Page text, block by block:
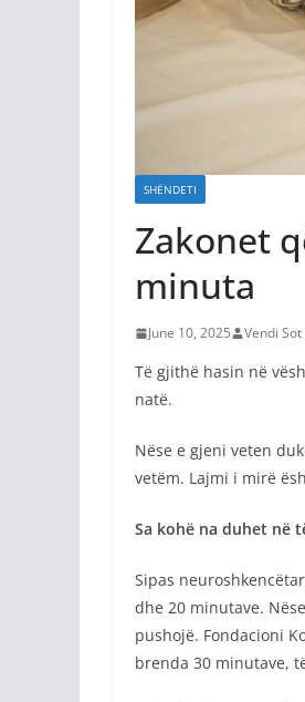
SHËNDETI
Zakonet
minuta
June 10, 2025 Vendi Sot
Të gjithë hasin në
natë.
Nëse e gjeni veten
vetëm. Lajmi i mirë
Sa kohë na duhet në
Sipas
dhe 20 minutave.
pushojë. Fondacioni
brenda 30 minutave,